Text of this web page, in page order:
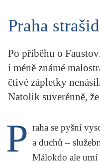
KATEGORIE
Praha
Po příběhu o
i méně známé
čtivé zápletky
Natolik suverénně,
P raha se pyšní
a duchů –
Málokdo ale umí